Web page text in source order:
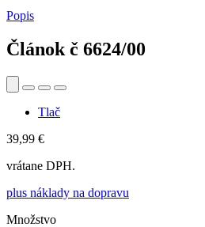
Popis
Článok č 6624/00
Tlač
39,99 €
vrátane DPH.
plus náklady na dopravu
Množstvo